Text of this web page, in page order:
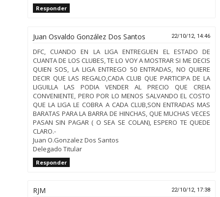
Responder
Juan Osvaldo González Dos Santos 22/10/12, 14:46
DFC, CUANDO EN LA LIGA ENTREGUEN EL ESTADO DE
CUANTA DE LOS CLUBES, TE LO VOY A MOSTRAR SI ME DECIS
QUIEN SOS, LA LIGA ENTREGO 50 ENTRADAS, NO QUIERE
DECIR QUE LAS REGALO,CADA CLUB QUE PARTICIPA DE LA
LIGUILLA LAS PODIA VENDER AL PRECIO QUE CREIA
CONVENIENTE, PERO POR LO MENOS SALVANDO EL COSTO
QUE LA LIGA LE COBRA A CADA CLUB,SON ENTRADAS MAS
BARATAS PARA LA BARRA DE HINCHAS, QUE MUCHAS VECES
PASAN SIN PAGAR ( O SEA SE COLAN), ESPERO TE QUEDE
CLARO.-
Juan O.Gonzalez Dos Santos
Delegado Titular
Responder
RJM 22/10/12, 17:38